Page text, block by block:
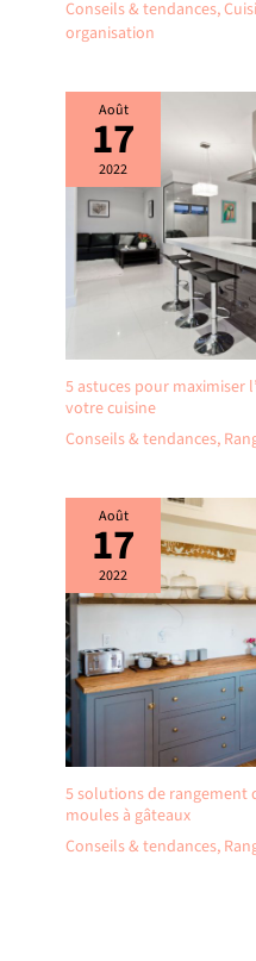
Conseils & tendances,
organisation
Août
17
2022
5 astuces pour maximiser
votre cuisine
Conseils & tendances,
Août
17
2022
5 solutions de rangement
moules à gâteaux
Conseils & tendances,